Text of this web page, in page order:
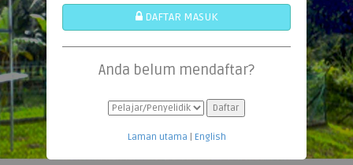
DAFTAR MASUK
Anda belum mendaftar?
Laman utama English